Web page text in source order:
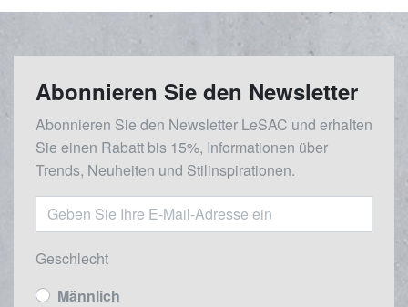
Abonnieren Sie den Newsletter
Abonnieren Sie den Newsletter LeSAC und erhalten
Sie einen Rabatt bis 15%, Informationen über
Trends, Neuheiten und Stilinspirationen.
Geschlecht
Männlich